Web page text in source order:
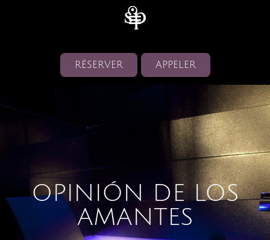
RÉSERVER APPELER
OPINIÓN DE LOS
AMANTES